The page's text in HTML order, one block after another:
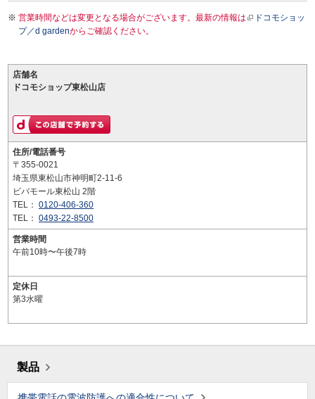
営業時間などは変更となる場合がございます。最新の情報は
ドコモショッ
プ／d gardenからご確認ください。
店舗名
ドコモショップ東松山店
住所/電話番号
〒355-0021
埼玉県東松山市神明町2-11-6
ビバモール東松山 2階
TEL： 0120-406-360
TEL： 0493-22-8500
営業時間
午前10時〜午後7時
定休日
第3水曜
製品